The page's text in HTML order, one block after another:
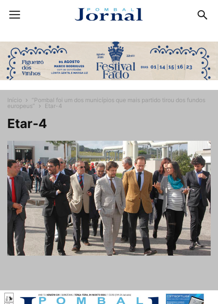
Início
“Pombal foi um dos municípios que mais partido tirou dos fundos
europeus”
Etar-4
Etar-4